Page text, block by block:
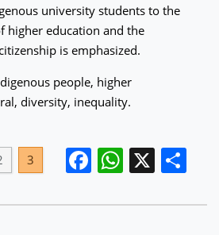
university students to the
higher education and the
is emphasized.
people, higher
diversity, inequality.
Facebook
X
3